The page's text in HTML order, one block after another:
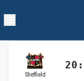
Sheffield